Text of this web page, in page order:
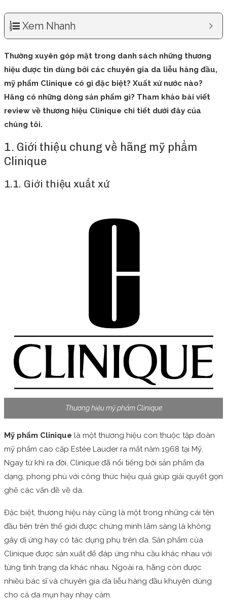
Xem Nhanh
Thường xuyên góp mặt trong danh sách những thương
hiệu được tin dùng bởi các chuyên gia da liễu hàng đầu,
mỹ phẩm Clinique có gì đặc biệt? Xuất xứ nước nào?
Hãng có những dòng sản phẩm gì? Tham khảo bài viết
review về thương hiệu Clinique chi tiết dưới đây của
chúng tôi.
1. Giới thiệu chung về hãng mỹ phẩm
Clinique
1.1. Giới thiệu xuất xứ
Thương hiệu mỹ phẩm Clinique
Mỹ phẩm Clinique là một thương hiệu con thuộc tập đoàn
mỹ phẩm cao cấp Estée Lauder ra mắt năm 1968 tại Mỹ.
Ngay từ khi ra đời, Clinique đã nổi tiếng bởi sản phẩm đa
dạng, phong phú với công thức hiệu quả giúp giải quyết gọn
ghẽ các vấn đề về da.
Đặc biệt, thương hiệu này cũng là một trong những cái tên
đầu tiên trên thế giới được chứng minh lâm sàng là không
gây dị ứng hay có tác dụng phụ trên da. Sản phẩm của
Clinique được sản xuất để đáp ứng nhu cầu khác nhau với
từng tình trạng da khác nhau. Ngoài ra, hãng còn được
nhiều bác sĩ và chuyên gia da liễu hàng đầu khuyên dùng
cho cả da mụn hay nhạy cảm.